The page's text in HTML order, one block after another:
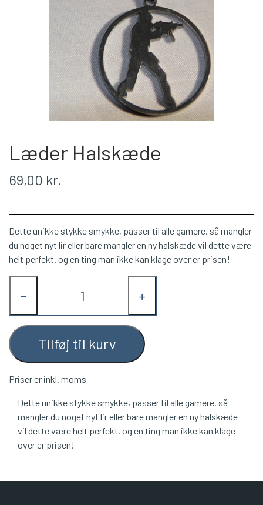
LEAGUE OF LEGENDS
MARVEL
RICK & MORTY
UNIVERSAL PICTURES
PIXAR
BLANDEDE
LEAGUE OF LEGENDS
MINECRAFT
WORLD OG WARCRAFT
PAW PATROL
SVAMPEBOB FIRKANT
SKOLETING
BLANDEDE
DC COMICS
PERSONDATAPOLITIK
COOKIES
Læder Halskæde
69,00 kr.
Dette unikke stykke smykke, passer til alle gamere. så mangler
du noget nyt lir eller bare mangler en ny halskæde vil dette være
helt perfekt. og en ting man ikke kan klage over er prisen!
− +
Tilføj til kurv
Priser er inkl. moms
Dette unikke stykke smykke, passer til alle gamere. så
mangler du noget nyt lir eller bare mangler en ny halskæde
vil dette være helt perfekt. og en ting man ikke kan klage
over er prisen!